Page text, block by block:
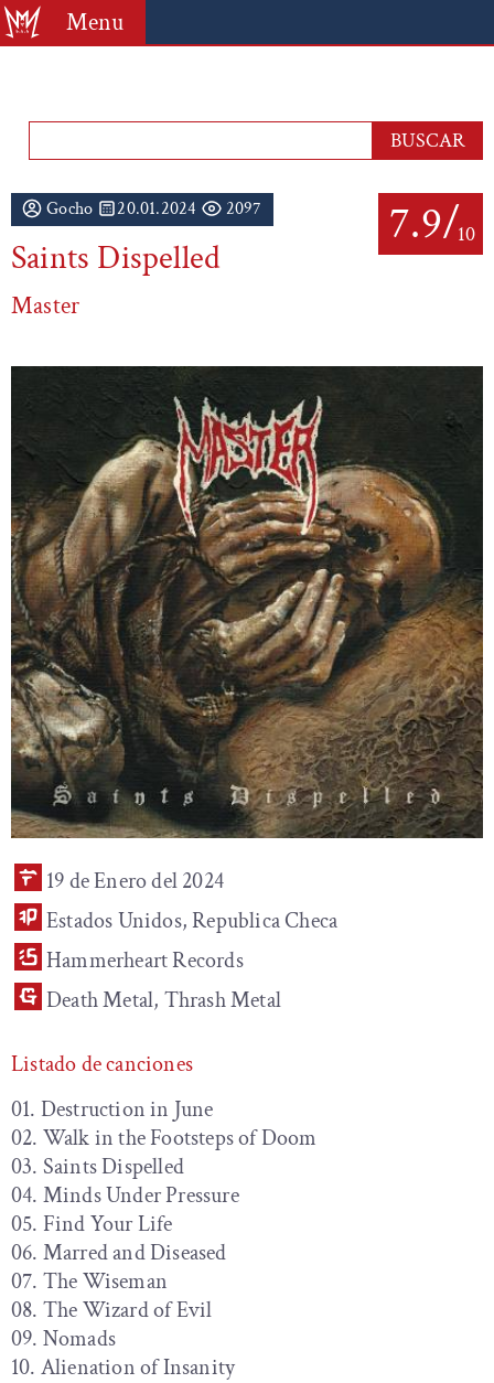
Menu
7.9/10
Gocho 20.01.2024 2097
Saints Dispelled
Master
19 de Enero del 2024
Estados Unidos, Republica Checa
Hammerheart Records
Death Metal, Thrash Metal
Listado de canciones
01. Destruction in June
02. Walk in the Footsteps of Doom
03. Saints Dispelled
04. Minds Under Pressure
05. Find Your Life
06. Marred and Diseased
07. The Wiseman
08. The Wizard of Evil
09. Nomads
10. Alienation of Insanity